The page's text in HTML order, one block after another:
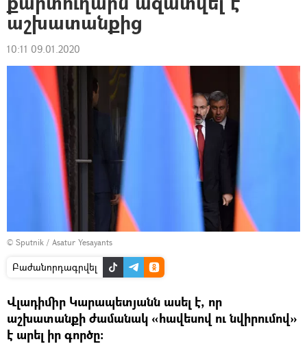
աշխատանքից
10:11 09.01.2020
© Sputnik / Asatur Yesayants
Բաժանորդագրվել
Վլադիմիր Կարապետյանն ասել է, որ
աշխատանքի ժամանակ «հավեսով ու նվիրումով»
է արել իր գործը։